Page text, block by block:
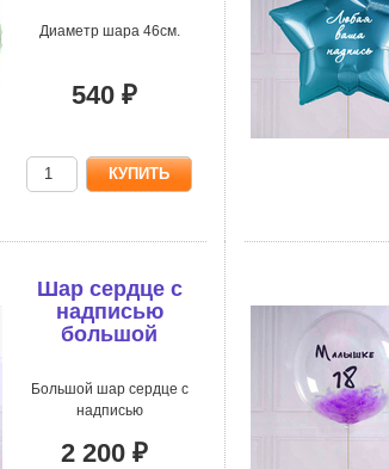
Диаметр шара 46см.
540 ₽
Шар сердце с
надписью
большой
Большой шар сердце с
надписью
2 200 ₽